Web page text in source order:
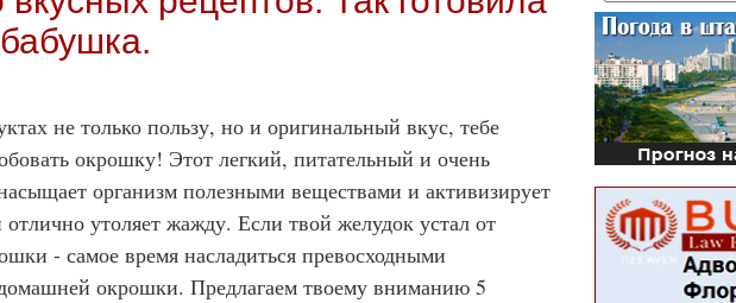
не только пользу, но и оригинальный вкус, тебе
окрошку! Этот легкий, питательный и очень
организм полезными веществами и активизирует
утоляет жажду. Если твой желудок устал от
- самое время насладиться превосходными
окрошки. Предлагаем твоему вниманию 5